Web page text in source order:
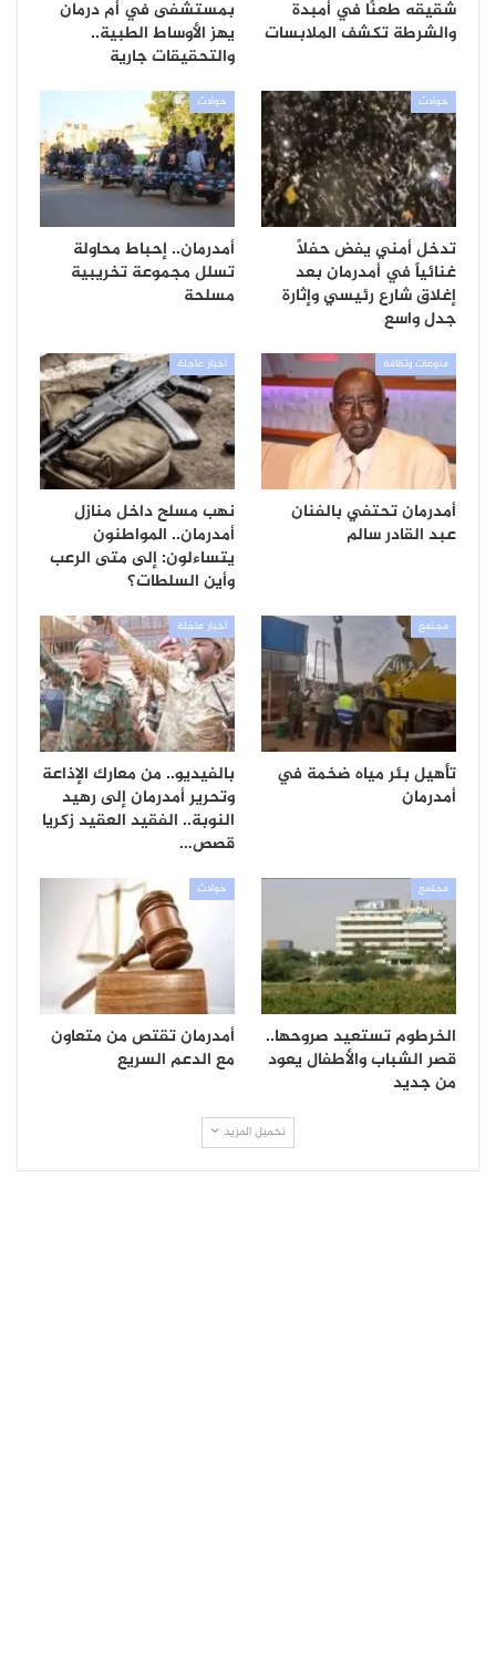
شقيقه طعنًا في أمبدة
والشرطة تكشف الملابسات
بمستشفى في أم درمان
يهز الأوساط الطبية..
والتحقيقات جارية
حوادث
تدخل أمني يفض حفلاً
غنائياً في أمدرمان بعد
إغلاق شارع رئيسي وإثارة
جدل واسع
حوادث
أمدرمان.. إحباط محاولة
تسلل مجموعة تخريبية
مسلحة
منوعات وثقافة
أمدرمان تحتفي بالفنان
عبد القادر سالم
أخبار عاجلة
نهب مسلح داخل منازل
أمدرمان.. المواطنون
يتساءلون: إلى متى الرعب
وأين السلطات؟
مجتمع
تأهيل بئر مياه ضخمة في
أمدرمان
أخبار عاجلة
بالفيديو.. من معارك الإذاعة
وتحرير أمدرمان إلى رهيد
النوبة.. الفقيد العقيد زكريا
قصص…
مجتمع
الخرطوم تستعيد صروحها..
قصر الشباب والأطفال يعود
من جديد
حوادث
أمدرمان تقتص من متعاون
مع الدعم السريع
تحميل المزيد